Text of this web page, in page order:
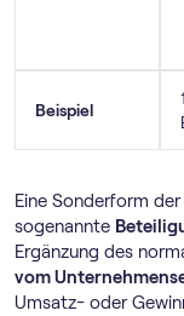
Beispiel
Eine Sonderform
sogenannte
Ergänzung des
vom
Umsatz- oder